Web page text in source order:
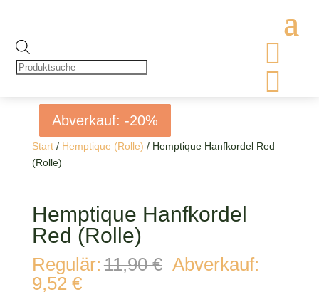
search


Start/ Hemptique (Rolle) / Hemptique Hanfkordel Red
(Rolle)
Abverkauf: -20%
Hemptique Hanfkordel
Red (Rolle)
Regulär: 11,90€ Ursprünglicher
Abverkauf:
9,52 €Aktueller
Abverkauf: -20%
Abverkauf: -20%
Abverkauf: -20%